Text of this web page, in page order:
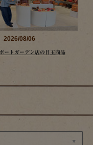
2026/08/06
ートガーデン店の目玉商品